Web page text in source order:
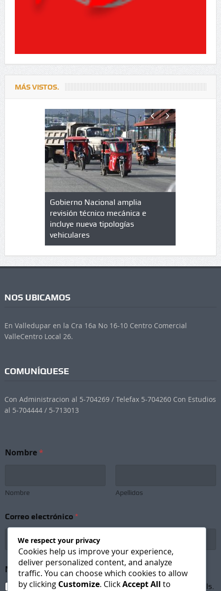
MÁS VISTOS.
de
Gobierno Nacional amplia
revisión técnico mecánica e
incluye nueva tipologías
vehiculares
cuáles
NOS UBICAMOS
En Valledupar en la Cra 16a No 16-10 Centro Comercial
ValleCentro Local 26.
COMUNÍQUESE
Con Administracion al 5-704269 / Telefax 5-704260 Con Estudios
al 5-704444 / 5-713013
N
l
t
e
m
r
Nombre*
Nombre Apellidos
Correo electrónico *
Newsletter Subscription *
I agree to receive newsletters and promotional emails.
We respect your privacy
Cookies help us improve your experience,
deliver personalized content, and analyze
traffic. You can choose which cookies to allow
by clicking Customize. ClickAccept All to